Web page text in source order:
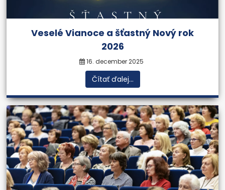
Veselé Vianoce a šťastný Nový rok
2026
16. december 2025
Čítať ďalej...